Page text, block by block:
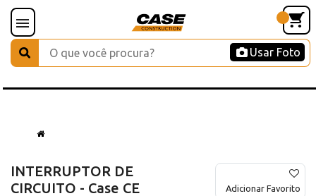
Usar Foto
INTERRUPTOR DE
CIRCUITO - Case CE
Adicionar Favorito